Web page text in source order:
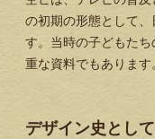
の初期の形態として
す。当時の子どもた
重な資料でもあります
デザイン史とし